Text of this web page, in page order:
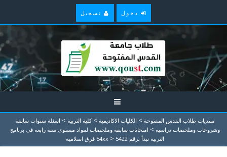
دخول تسجيل
منتديات طلاب القدس المفتوحة > الكليات الاكاديمية > كلية التربية > اسئلة سنوات سابقة
وشروحات وملخصات دراسية > امتحانات سابقة وملخصات لمواد مستوى سنة رابعة في برنامج
التربية تبدأ برقم 54xx
> 5422 فرق اسلامية